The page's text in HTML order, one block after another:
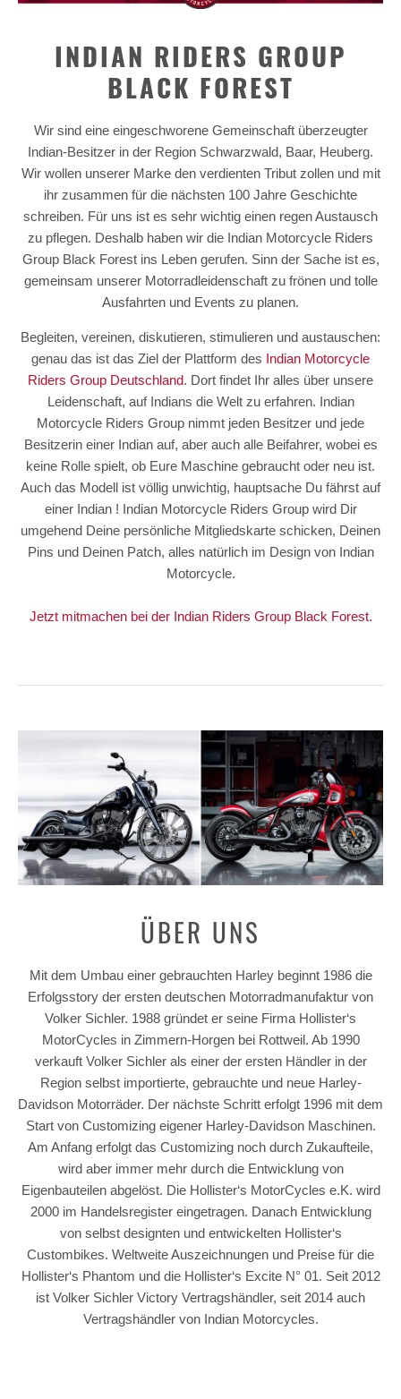
INDIAN RIDERS GROUP
BLACK FOREST
Wir sind eine eingeschworene Gemeinschaft überzeugter
Indian-Besitzer in der Region Schwarzwald, Baar, Heuberg.
Wir wollen unserer Marke den verdienten Tribut zollen und mit
ihr zusammen für die nächsten 100 Jahre Geschichte
schreiben. Für uns ist es sehr wichtig einen regen Austausch
zu pflegen. Deshalb haben wir die Indian Motorcycle Riders
Group Black Forest ins Leben gerufen. Sinn der Sache ist es,
gemeinsam unserer Motorradleidenschaft zu frönen und tolle
Ausfahrten und Events zu planen.
Begleiten, vereinen, diskutieren, stimulieren und austauschen:
genau das ist das Ziel der Plattform des Indian Motorcycle
Riders Group Deutschland. Dort findet Ihr alles über unsere
Leidenschaft, auf Indians die Welt zu erfahren. Indian
Motorcycle Riders Group nimmt jeden Besitzer und jede
Besitzerin einer Indian auf, aber auch alle Beifahrer, wobei es
keine Rolle spielt, ob Eure Maschine gebraucht oder neu ist.
Auch das Modell ist völlig unwichtig, hauptsache Du fährst auf
einer Indian ! Indian Motorcycle Riders Group wird Dir
umgehend Deine persönliche Mitgliedskarte schicken, Deinen
Pins und Deinen Patch, alles natürlich im Design von Indian
Motorcycle.
Jetzt mitmachen bei der Indian Riders Group Black Forest.
ÜBER UNS
Mit dem Umbau einer gebrauchten Harley beginnt 1986 die
Erfolgsstory der ersten deutschen Motorradmanufaktur von
Volker Sichler. 1988 gründet er seine Firma Hollister‘s
MotorCycles in Zimmern-Horgen bei Rottweil. Ab 1990
verkauft Volker Sichler als einer der ersten Händler in der
Region selbst importierte, gebrauchte und neue Harley-
Davidson Motorräder. Der nächste Schritt erfolgt 1996 mit dem
Start von Customizing eigener Harley-Davidson Maschinen.
Am Anfang erfolgt das Customizing noch durch Zukaufteile,
wird aber immer mehr durch die Entwicklung von
Eigenbauteilen abgelöst. Die Hollister‘s MotorCycles e.K. wird
2000 im Handelsregister eingetragen. Danach Entwicklung
von selbst designten und entwickelten Hollister‘s
Custombikes. Weltweite Auszeichnungen und Preise für die
Hollister‘s Phantom und die Hollister‘s Excite N° 01. Seit 2012
ist Volker Sichler Victory Vertragshändler, seit 2014 auch
Vertragshändler von Indian Motorcycles.